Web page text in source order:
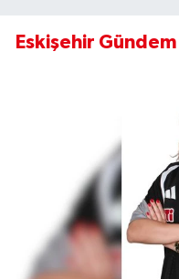
Eskişehir Gündem